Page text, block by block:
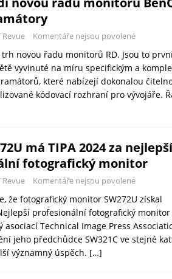
Revue Komentáře nejsou povolené
novou řadu monitorů RD. Jsou to
vyvinuté na míru specifickým a
které nabízejí dokonalou
kódovací rozhraní pro vývojáře.
má TIPA 2024 za nejlepší
fotografický monitor
Revue Komentáře nejsou povolené
že fotografický monitor SW272U získal
profesionální fotografický monitor
asociací Technical Image Press
jeho předchůdce SW321C ve stejné
významný úspěch. […]